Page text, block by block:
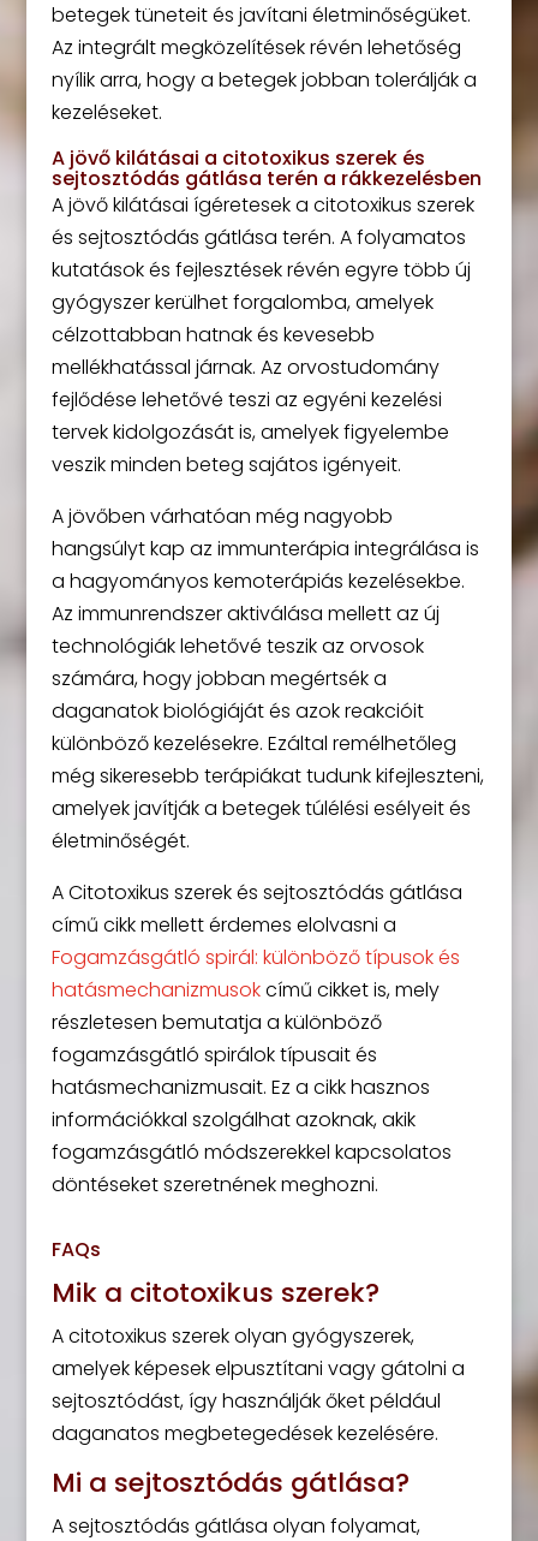
betegek tüneteit és javítani életminőségüket.
Az integrált megközelítések révén lehetőség
nyílik arra, hogy a betegek jobban tolerálják a
kezeléseket.
A jövő kilátásai a citotoxikus szerek és
sejtosztódás gátlása terén a rákkezelésben
A jövő kilátásai ígéretesek a citotoxikus szerek
és sejtosztódás gátlása terén. A folyamatos
kutatások és fejlesztések révén egyre több új
gyógyszer kerülhet forgalomba, amelyek
célzottabban hatnak és kevesebb
mellékhatással járnak. Az orvostudomány
fejlődése lehetővé teszi az egyéni kezelési
tervek kidolgozását is, amelyek figyelembe
veszik minden beteg sajátos igényeit.
A jövőben várhatóan még nagyobb
hangsúlyt kap az immunterápia integrálása is
a hagyományos kemoterápiás kezelésekbe.
Az immunrendszer aktiválása mellett az új
technológiák lehetővé teszik az orvosok
számára, hogy jobban megértsék a
daganatok biológiáját és azok reakcióit
különböző kezelésekre. Ezáltal remélhetőleg
még sikeresebb terápiákat tudunk kifejleszteni,
amelyek javítják a betegek túlélési esélyeit és
életminőségét.
A Citotoxikus szerek és sejtosztódás gátlása
című cikk mellett érdemes elolvasni a
Fogamzásgátló spirál: különböző típusok és
hatásmechanizmusokcímű cikket is, mely
részletesen bemutatja a különböző
fogamzásgátló spirálok típusait és
hatásmechanizmusait. Ez a cikk hasznos
információkkal szolgálhat azoknak, akik
fogamzásgátló módszerekkel kapcsolatos
döntéseket szeretnének meghozni.
FAQs
Mik a citotoxikus szerek?
A citotoxikus szerek olyan gyógyszerek,
amelyek képesek elpusztítani vagy gátolni a
sejtosztódást, így használják őket például
daganatos megbetegedések kezelésére.
Mi a sejtosztódás gátlása?
A sejtosztódás gátlása olyan folyamat,